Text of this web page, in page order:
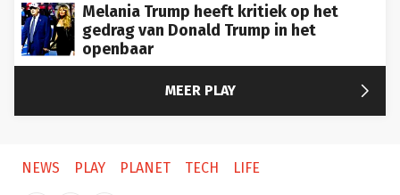
Melania Trump heeft kritiek op het
gedrag van Donald Trump in het
openbaar
MEER PLAY 
NEWS PLAY PLANET TECH LIFE